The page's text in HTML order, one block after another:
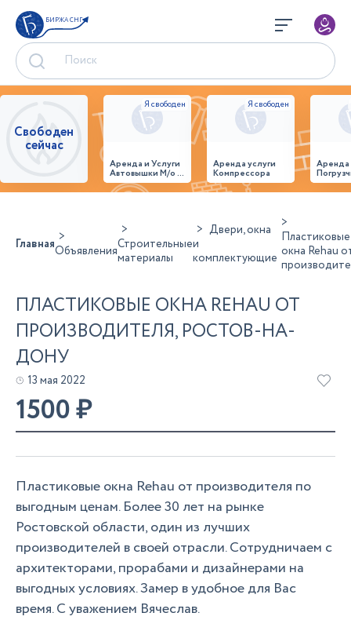
БИРЖА СНГ
Свободен
сейчас
Аренда и Услуги
Автовышки М/о г.
Домодедово
26,28,32 место
Аренда услуги
Компрессора
ГлавнаяОбъявленияСтроительные
материалы
Двери, окна
и
комплектующие
Пластиковые
окна Rehau
ПЛАСТИКОВЫЕ ОКНА REHAU ОТ
ПРОИЗВОДИТЕЛЯ, РОСТОВ-НА-
ДОНУ
13 мая 2022
1500₽
Пластиковые окна Rehau от производителя по
выгодным ценам. Более 30 лет на рынке
Ростовской области, один из лучших
производителей в своей отрасли. Сотрудничаем с
архитекторами, прорабами и дизайнерами на
выгодных условиях. Замер в удобное для Вас
время. С уважением Вячеслав.